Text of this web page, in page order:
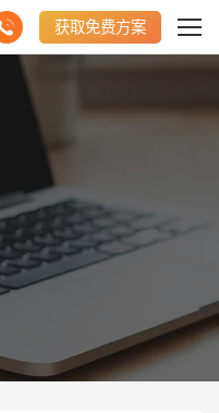
获取免费方案